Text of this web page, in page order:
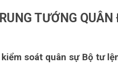
TƯỚNG
soát quân sự Bộ tư